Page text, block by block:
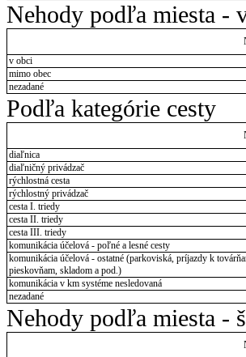
Nehody podľa miesta -
v obci
mimo obec
nezadané
Podľa kategórie cesty
diaľnica
diaľničný privádzač
rýchlostná cesta
rýchlostný privádzač
cesta I. triedy
cesta II. triedy
cesta III. triedy
komunikácia účelová - poľné a lesné cesty
komunikácia účelová - ostatné (parkoviská, príjazdy k
pieskovňam, skladom a pod.)
komunikácia v km systéme nesledovaná
nezadané
Nehody podľa miesta -